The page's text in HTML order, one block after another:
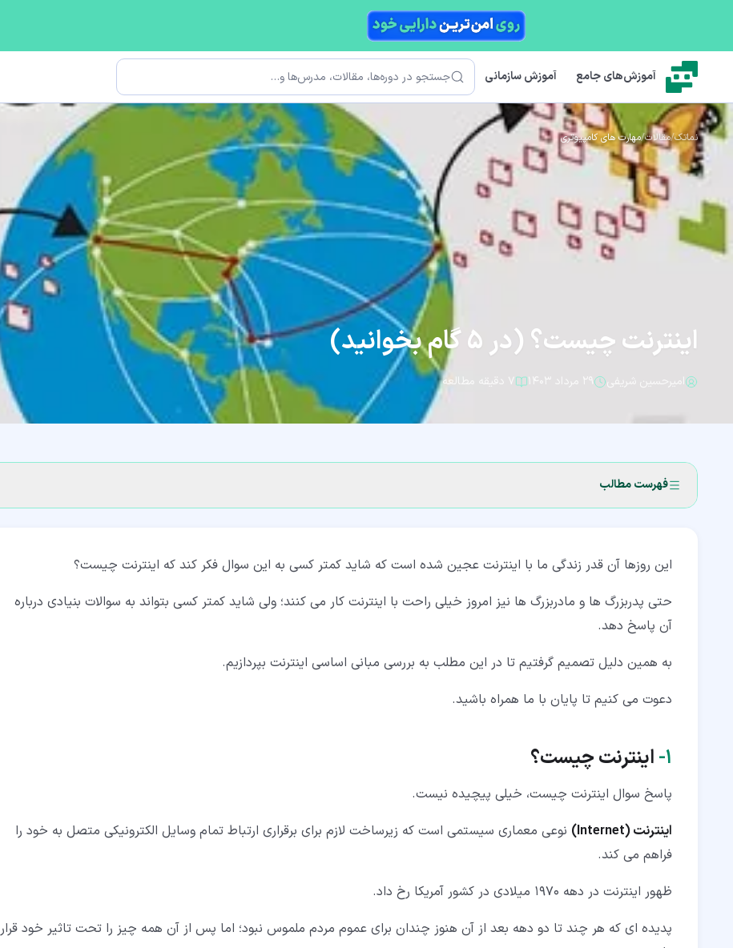
آموزش‌های جامع آموزش سازمانی جستجو
نماتک/مقالات/مهارت های کامپیوتری
اینترنت چیست؟ (در 5 گام بخوانید)
امیرحسین شریفی ۲۹ مرداد ۱۴۰۳ ۷ دقیقه مطالعه
فهرست مطالب
۲‏- اینترنت چگونه کار می کند؟
۲‏-‏۱‏- پروتکل های شبکه اینترنت
۲‏-‏۲‏- سخت افزار های اینترنت
۳‏- کاربرد اینترنت چیست؟
۴‏- تفاوت شبکه جهانی وب با اینترنت چیست؟
این روزها آن قدر زندگی ما با اینترنت عجین شده است که شاید کمتر کسی به این سوال فکر کند که اینترنت چیست؟
حتی پدربزرگ ها و مادربزرگ ها نیز امروز خیلی راحت با اینترنت کار می کنند؛ ولی شاید کمتر کسی بتواند به سوالات بنیادی درباره
آن پاسخ دهد.
به همین دلیل تصمیم گرفتیم تا در این مطلب به بررسی مبانی اساسی اینترنت بپردازیم.
دعوت می کنیم تا پایان با ما همراه باشید.
۱‏- اینترنت چیست؟
پاسخ سوال اینترنت چیست، خیلی پیچیده نیست.
اینترنت (Internet
) نوعی معماری سیستمی است که زیرساخت لازم برای برقراری ارتباط تمام وسایل الکترونیکی متصل به خود را
فراهم می کند.
ظهور اینترنت در دهه 1970 میلادی در کشور آمریکا رخ داد.
پدیده ای که هر چند تا دو دهه بعد از آن هنوز چندان برای عموم مردم ملموس نبود؛ اما پس از آن همه چیز را تحت تاثیر خود قرار